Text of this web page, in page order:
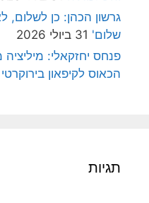
גרשון הכהן: כן
שלום' 31 ביולי 2026
פנחס יחזקאלי:
הכאוס לקיפאון בירוקרטי
תגיות